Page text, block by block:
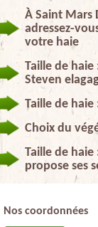
À Saint Mars
adressez-
votre haie
Taille de haie
Steven
Taille de haie
Choix du
Taille de
propose ses
Nos coordonnées